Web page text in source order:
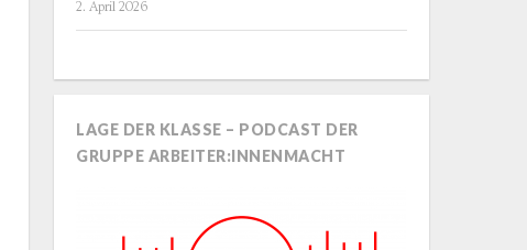
2. April 2026
LAGE DER KLASSE – PODCAST DER
GRUPPE ARBEITER:INNENMACHT